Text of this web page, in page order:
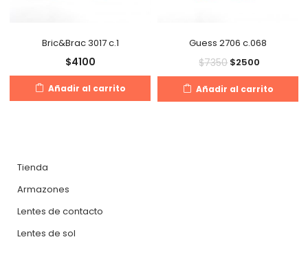
Bric&Brac 3017 c.1
$4100
Añadir al carrito
Guess 2706 c.068
$7350$2500
Añadir al carrito
Tienda
Armazones
Lentes de contacto
Lentes de sol